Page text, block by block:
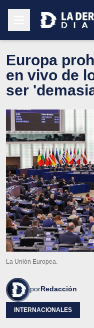
Europa
en vivo de
ser
La Unión Europea.
porRedacción
INTERNACIONALES